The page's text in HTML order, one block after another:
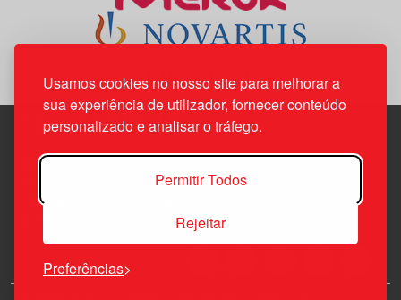
Usamos cookies no nosso site para melhorar a
sua experiência de utilizador, fornecer conteúdo
personalizado e analisar o tráfego.
Permitir Todos
Rejeitar
Preferências
Edif. Lisboa Oriente | Av. Infante D. Henrique, n.º 333H, esc.
1800-282 Lisboa | Portugal